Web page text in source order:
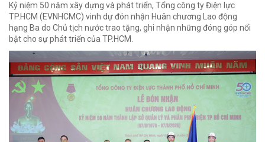
Kỷ niệm 50 năm xây dựng và phát triển, Tổng công ty Điện lực
TP.HCM (EVNHCMC) vinh dự đón nhận Huân chương Lao động
hạng Ba do Chủ tịch nước trao tặng, ghi nhận những đóng góp nổi
bật cho sự phát triển của TP.HCM.